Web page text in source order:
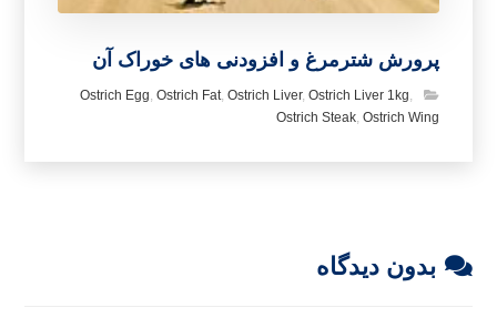
پرورش شترمرغ و افزودنی های خوراک آن
Ostrich Egg, Ostrich Fat, Ostrich Liver, Ostrich Liver 1kg,
Ostrich Steak, Ostrich Wing
بدون دیدگاه